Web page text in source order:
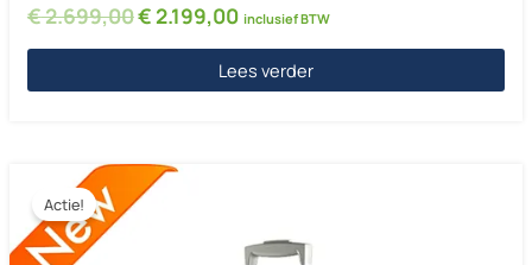
€2.699,00Oorspronkelijke prijs was: € 2.699,00.
€2.199,00Huidige prijs is: € 2.199,00.
inclusief BTW
Lees verder
Actie!